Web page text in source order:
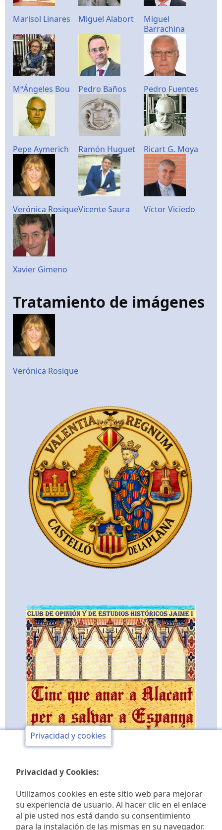
Marisol Linares Miguel Alabort
Miguel
Barrachina
MªÁngeles Bou Pedro Baños Pedro Fuentes
Pepe Aymerich Ramón Huguet Ricart G. Moya
Verónica RosiqueVicente Saura Víctor Viciedo
Xavier Gimeno
Tratamiento de imágenes
Verónica Rosique
Club de opinión y de
Privacidad y cookies
Privacidad y Cookies:
Utilizamos cookies en este sitio web para mejorar
su experiencia de usuario. Al hacer clic en el enlace
al pie usted nos está dando su consentimiento
para la instalación de las mismas en su navegador.